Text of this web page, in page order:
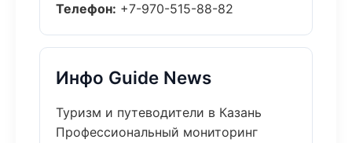
Телефон: +7-970-515-88-82
Инфо Guide News
Туризм и путеводители в Казань
Профессиональный мониторинг